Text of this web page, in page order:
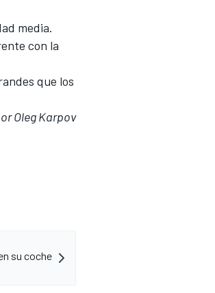
media.
con la
que los
Oleg Karpov
su coche